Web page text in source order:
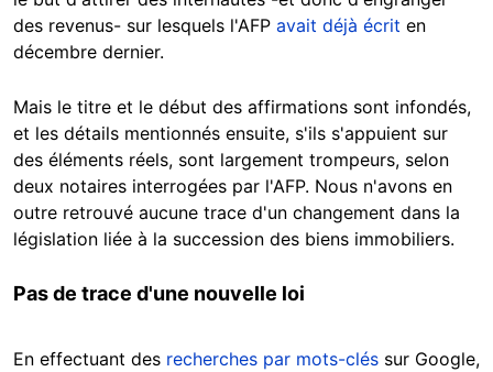
des revenus- sur lesquels l'AFP avait déjà écrit en
décembre dernier.
Mais le titre et le début des affirmations sont infondés,
et les détails mentionnés ensuite, s'ils s'appuient sur
des éléments réels, sont largement trompeurs, selon
deux notaires interrogées par l'AFP. Nous n'avons en
outre retrouvé aucune trace d'un changement dans la
législation liée à la succession des biens immobiliers.
Pas de trace d'une nouvelle loi
En effectuant des recherches par mots-clés sur Google,